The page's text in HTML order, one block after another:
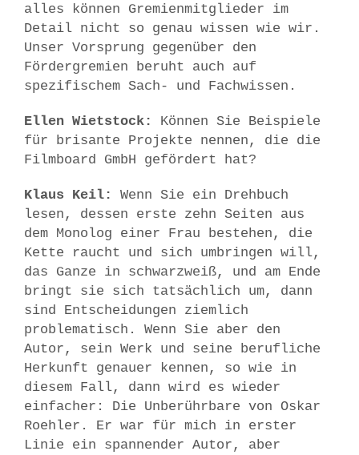
alles können Gremienmitglieder im
Detail nicht so genau wissen wie wir.
Unser Vorsprung gegenüber den
Fördergremien beruht auch auf
spezifischem Sach- und Fachwissen.
Ellen Wietstock:
Können Sie Beispiele
für brisante Projekte nennen, die die
Filmboard GmbH gefördert hat?
Klaus Keil:
Wenn Sie ein Drehbuch
lesen, dessen erste zehn Seiten aus
dem Monolog einer Frau bestehen, die
Kette raucht und sich umbringen will,
das Ganze in schwarzweiß, und am Ende
bringt sie sich tatsächlich um, dann
sind Entscheidungen ziemlich
problematisch. Wenn Sie aber den
Autor, sein Werk und seine berufliche
Herkunft genauer kennen, so wie in
diesem Fall, dann wird es wieder
einfacher: Die Unberührbare von Oskar
Roehler. Er war für mich in erster
Linie ein spannender Autor, aber